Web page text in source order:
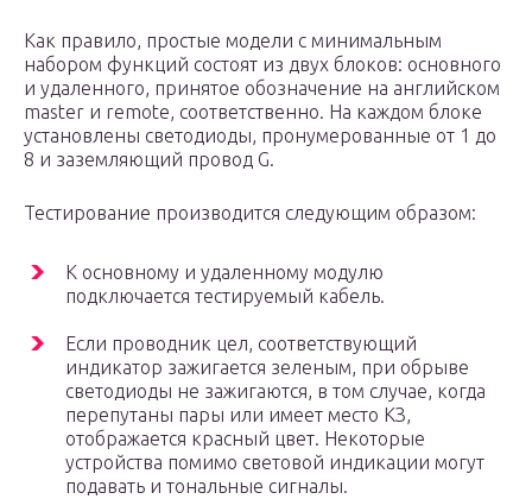
Как правило, простые модели с минимальным
набором функций состоят из двух блоков: основного
и удаленного, принятое обозначение на английском
master и remote, соответственно. На каждом блоке
установлены светодиоды, пронумерованные от 1 до
8 и заземляющий провод G.
Тестирование производится следующим образом:
К основному и удаленному модулю
подключается тестируемый кабель.
Если проводник цел, соответствующий
индикатор зажигается зеленым, при обрыве
светодиоды не зажигаются, в том случае, когда
перепутаны пары или имеет место КЗ,
отображается красный цвет. Некоторые
устройства помимо световой индикации могут
подавать и тональные сигналы.